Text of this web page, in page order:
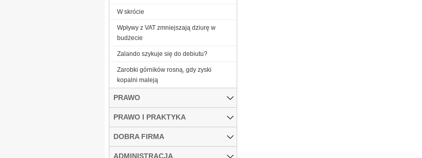
W skrócie
Wpływy z VAT zmniejszają dziurę w
budżecie
Zalando szykuje się do debiutu?
Zarobki górników rosną, gdy zyski
kopalni maleją
PRAWO
PRAWO I PRAKTYKA
DOBRA FIRMA
ADMINISTRACJA